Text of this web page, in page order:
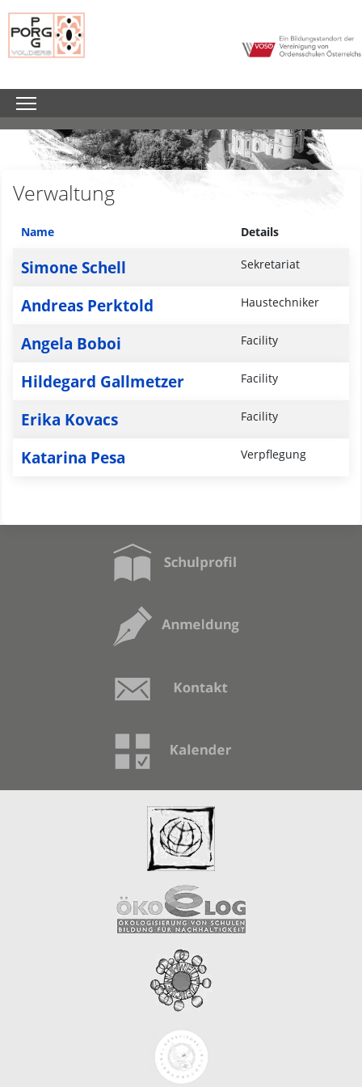
Verwaltung
Name Details
Simone Schell Sekretariat
Andreas Perktold Haustechniker
Angela Boboi Facility
Hildegard Gallmetzer Facility
Erika Kovacs Facility
Katarina Pesa Verpflegung